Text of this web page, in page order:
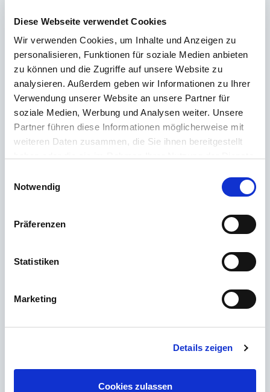
Diese Webseite verwendet Cookies
Wir verwenden Cookies, um Inhalte und Anzeigen zu
personalisieren, Funktionen für soziale Medien anbieten
zu können und die Zugriffe auf unsere Website zu
analysieren. Außerdem geben wir Informationen zu Ihrer
Verwendung unserer Website an unsere Partner für
soziale Medien, Werbung und Analysen weiter. Unsere
Partner führen diese Informationen möglicherweise mit
weiteren Daten zusammen, die Sie ihnen bereitgestellt
Notwendig
Präferenzen
Statistiken
Marketing
Details zeigen
Cookies zulassen
Wsparcie 24/7
Telefon
+49 (0) 800 22 77 372 / +43 (0) 662 88 921 333
Od poniedziałku do czwartku od 9:00 do 15:00, piątek od 9:00 do 12:00
E-mail
początkujących budujących modele?
Dlaczego kolory na opakowaniu Revell różnią się od
kolorów podanych w instrukcji montażu?